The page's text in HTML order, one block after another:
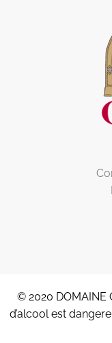
© 2020 DOMAINE
d’alcool est